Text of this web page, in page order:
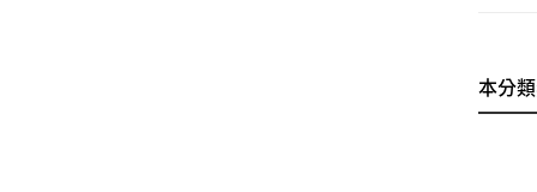
本分